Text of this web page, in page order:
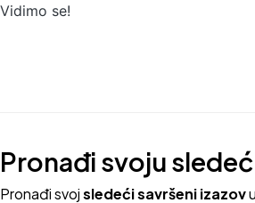
Vidimo se!
Pronađi svoju
Pronađi svojsledeći savršeni izazov